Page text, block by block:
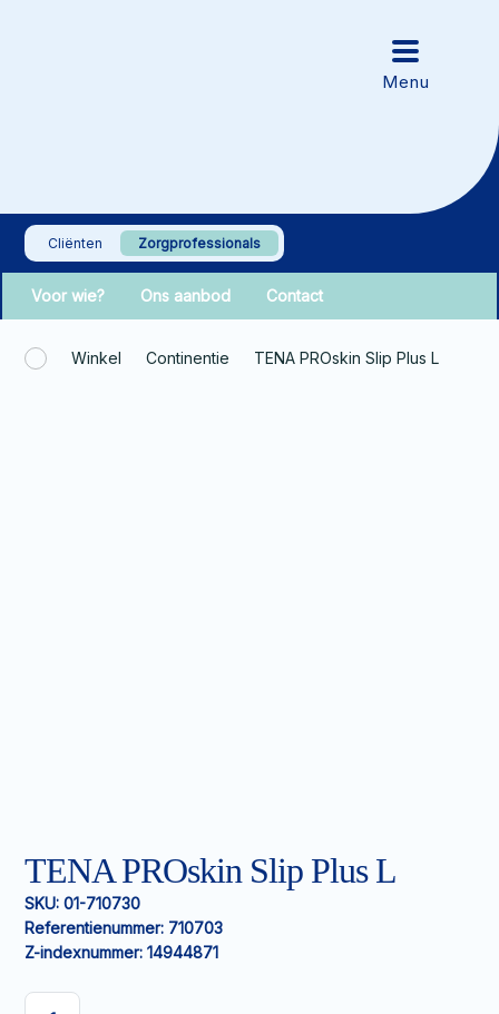
Cliënten Zorgprofessionals
Voor wie? Ons aanbod Contact
Winkel Continentie TENA PROskin Slip Plus L
TENA PROskin Slip Plus L
SKU: 01-710730
Referentienummer: 710703
Z-indexnummer: 14944871